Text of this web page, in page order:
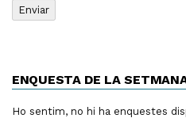
ENQUESTA DE LA
Ho sentim, no hi ha enquestes